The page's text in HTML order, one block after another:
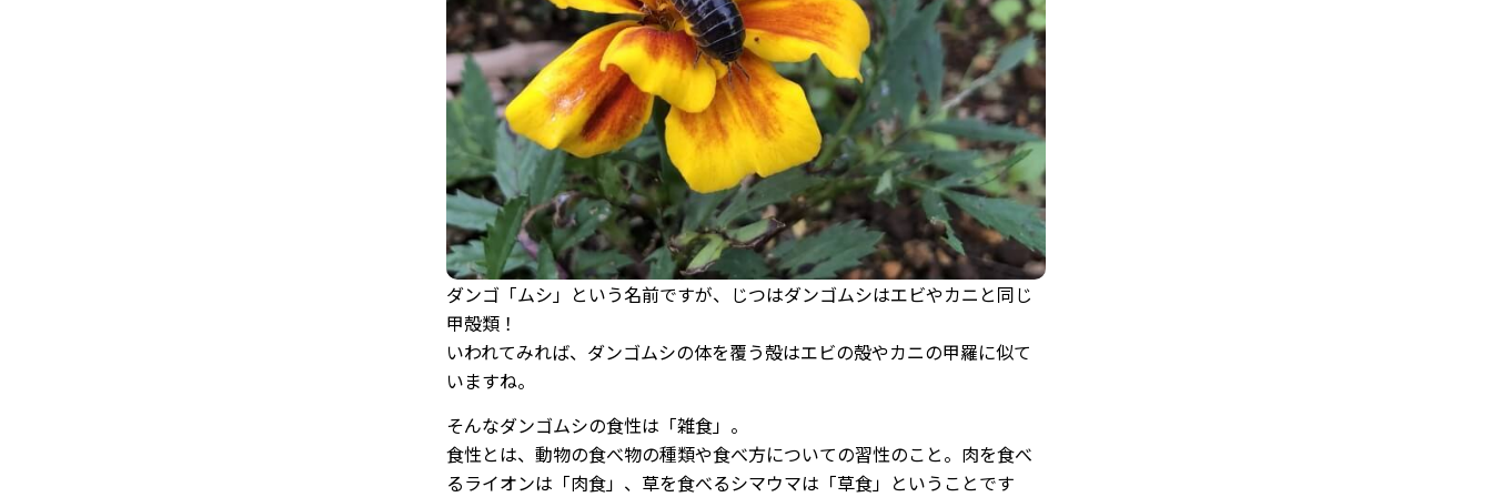
ダンゴ「ムシ」という名前ですが、じつはダンゴムシはエビやカニと同じ
甲殻類！
いわれてみれば、ダンゴムシの体を覆う殻はエビの殻やカニの甲羅に似て
いますね。
そんなダンゴムシの食性は「雑食」。
食性とは、動物の食べ物の種類や食べ方についての習性のこと。肉を食べ
るライオンは「肉食」、草を食べるシマウマは「草食」ということです